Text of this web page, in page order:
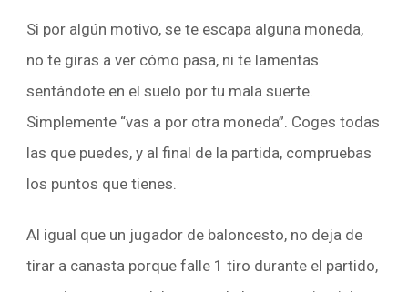
Si por algún motivo, se te escapa alguna moneda,
no te giras a ver cómo pasa, ni te lamentas
sentándote en el suelo por tu mala suerte.
Simplemente “vas a por otra moneda”. Coges todas
las que puedes, y al final de la partida, compruebas
los puntos que tienes.
Al igual que un jugador de baloncesto, no deja de
tirar a canasta porque falle 1 tiro durante el partido,